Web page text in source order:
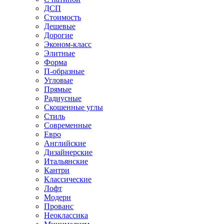
ДСП
Стоимость
Дешевые
Дорогие
Эконом-класс
Элитные
Форма
П-образные
Угловые
Прямые
Радиусные
Скошенные углы
Стиль
Современные
Евро
Английские
Дизайнерские
Итальянские
Кантри
Классические
Лофт
Модерн
Прованс
Неоклассика